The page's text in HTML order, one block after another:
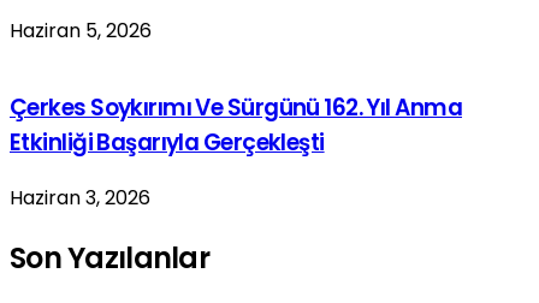
Haziran 5, 2026
Çerkes Soykırımı Ve Sürgünü 162. Yıl Anma
Etkinliği Başarıyla Gerçekleşti
Haziran 3, 2026
Son Yazılanlar